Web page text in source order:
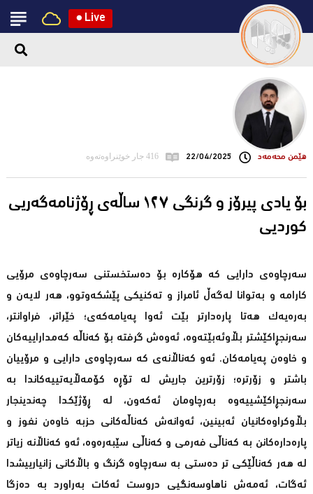
● Live
هێمن محەمەد 22/04/2025 416 جار خوێنراوەتەوە
بۆ یادی پیرۆز و گرنگی ١٢٧ ساڵەی ڕۆژنامەگەریی
کوردیی
سەرچاوەى دارایی کە هۆکارە بۆ دەستخستنی سەرچاوەى مرۆیی
کارامە و بەتوانا لەگەڵ ئامراز و تەکنیکی پێشکەوتوو، هەر لایەن و
بەرەیەك هەتا پارەدارتر بێت ئەوا پەیامەکەى؛ خێراتر، فراوانتر،
سەرنجڕاکێشتر بڵاوئەبێتەوە، ئەوەش گرفتە بۆ کەناڵە کەمداراییەکان
و خاوەن پەیامەکان. ئەو کەناڵانەی کە سەرچاوەى دارایی و مرۆییان
باشتر و زۆرترە؛ زۆرترین جاریش لە تۆڕە کۆمەڵایەتییەکاندا بە
سەرنجڕاکێشییەوە بەرچاومان ئەکەون، لە ڕۆژێکدا چەندینجار
بڵاوکراوەکانیان ئەبینین، ئەوانەش کەناڵەکانى حزبە خاوەن نفوز و
پارەدارەکانن بە کەناڵى فەرمی و کەناڵى سێبەرەوە، ئەو کەناڵانە زیاتر
لە هەر کەناڵێکى تر دەستى بە سەرچاوە گرنگ و باڵاکانى زانیارییشدا
ئەگات، ئەمەش ناهاوسەنگیی دروست ئەکات بەراورد بە دەزگا